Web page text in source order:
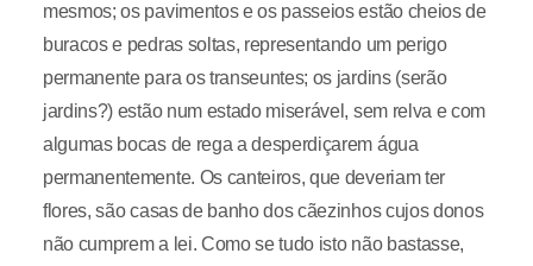
mesmos; os pavimentos e os passeios estão cheios de
buracos e pedras soltas, representando um perigo
permanente para os transeuntes; os jardins (serão
jardins?) estão num estado miserável, sem relva e com
algumas bocas de rega a desperdiçarem água
permanentemente. Os canteiros, que deveriam ter
flores, são casas de banho dos cãezinhos cujos donos
não cumprem a lei. Como se tudo isto não bastasse,